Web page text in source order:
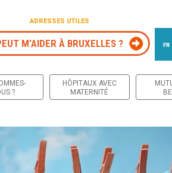
ADRESSES UTILES
M’AIDER À BRUXELLES ? FR
?
HÔPITAUX AVEC
MATERNITÉ